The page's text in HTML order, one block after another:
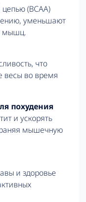
(BCAA)
уменьшают
мышц.
что
весы во время
похудения
и ускорять
мышечную
и здоровье